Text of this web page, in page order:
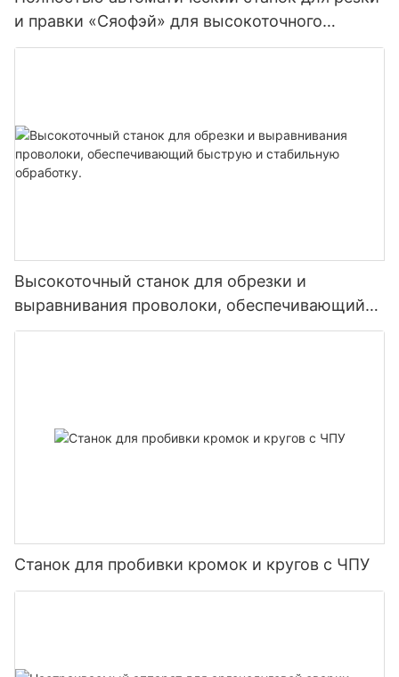
и правки «Сяофэй» для высокоточного
производства.
Высокоточный станок для обрезки и
выравнивания проволоки, обеспечивающий
быструю и стабильную обработку.
Станок для пробивки кромок и кругов с ЧПУ